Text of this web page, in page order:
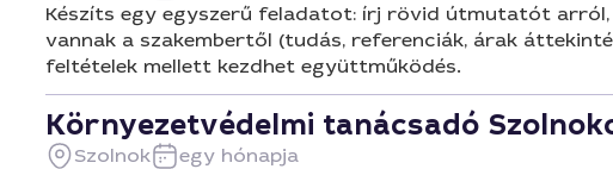
Készíts egy egyszerű feladatot: írj rövid útmutatót arról,
vannak a szakembertől (tudás, referenciák, árak
feltételek mellett kezdhet együttműködés.
Környezetvédelmi tanácsadó
Szolnok
egy hónapja